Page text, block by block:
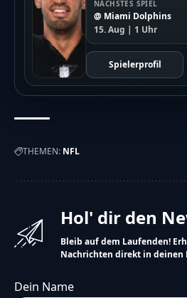
many-chars-for-custom-
{custom_field_name} is
{"single-
votes":"Stimmen","single-
a-more\/nfl\/bislang-besten-
NÄCHSTES SPIEL
@ Miami Dolphins
15. Aug | 1 Uhr
Spielerprofil
THEMEN: NFL
Hol' dir den
Bleib auf dem Laufenden!
Nachrichten direkt in deinen
Dein Name